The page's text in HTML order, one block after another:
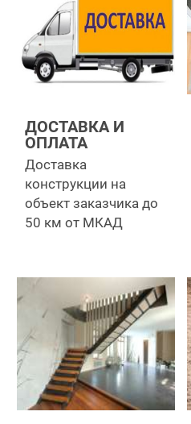
ДОСТАВКА И
ОПЛАТА
Доставка
конструкции на
объект заказчика до
50 км от МКАД